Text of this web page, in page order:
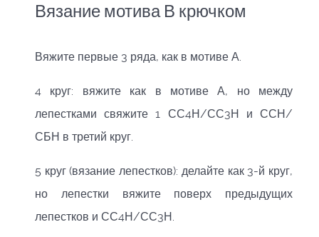
Вязание мотива В крючком
Вяжите первые 3 ряда, как в мотиве А.
4 круг: вяжите как в мотиве А, но между
лепестками свяжите 1 СС4Н/СС3Н и ССН/
СБН в третий круг.
5 круг (вязание лепестков): делайте как 3-й круг,
но лепестки вяжите поверх предыдущих
лепестков и СС4Н/СС3Н.